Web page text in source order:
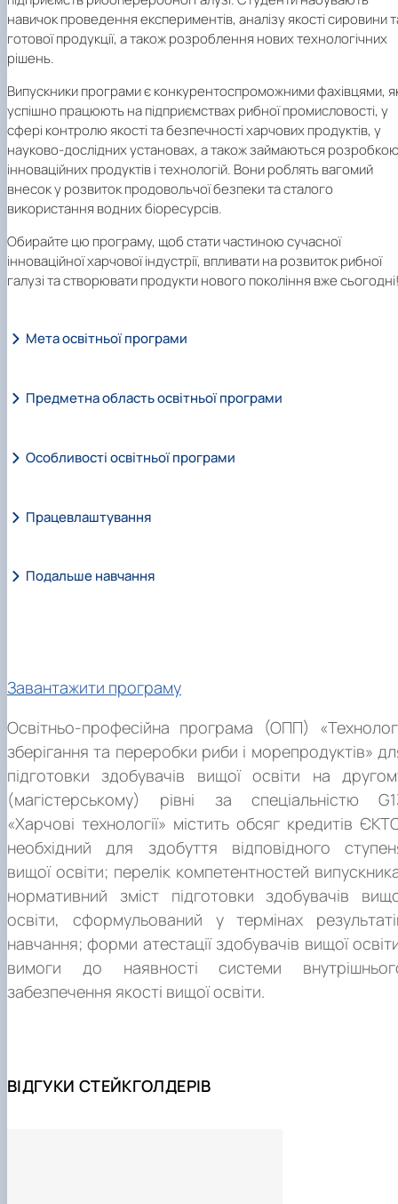
Завантажити програму
Освітньо-професійна програма (ОПП)
зберігання та переробки риби і морепродуктів»
підготовки здобувачів вищої освіти на
(магістерському) рівні за спеціальністю
«Харчові технології» містить обсяг кредитів
необхідний для здобуття відповідного
вищої освіти; перелік компетентностей
нормативний зміст підготовки здобувачів
освіти, сформульований у термінах
навчання; форми атестації здобувачів вищої
вимоги до наявності системи
забезпечення якості вищої освіти.
Мета освітньої програми
Предметна область освітньої програми
теоретико-методологічні та прикладні аспекти
харчових технологій;
грунтовні уявлення про структуру, управління та
оптимізацію технологічних процесів, принципи
проектування та функціонування підприємств
харчової промисловості і закладів ресторанного
господарства;
методологія організації та контролювання
відповідного рівня якості та безпечності харчових
науково-методичні засади дослідницько-
інноваційної діяльності;
Особливості освітньої програми
ps://www.ur.edu.pl/ua/kolegia/kolegiumnaukprzyrod
https://www.isa-lille.com/
ics/masterprograms/food-science
Працевлаштування
Подальше навчання
ВІДГУКИ СТЕЙКГОЛДЕРІВ
навичок проведення експериментів, аналізу якості сировини
готової продукції, а також розроблення нових технологічних
рішень.
Випускники програми є конкурентоспроможними фахівцями,
успішно працюють на підприємствах рибної промисловості, у
сфері контролю якості та безпечності харчових продуктів, у
науково-дослідних установах, а також займаються
інноваційних продуктів і технологій. Вони роблять вагомий
внесок у розвиток продовольчої безпеки та сталого
використання водних біоресурсів.
Обирайте цю програму, щоб стати частиною сучасної
інноваційної харчової індустрії, впливати на розвиток рибної
галузі та створювати продукти нового покоління вже сьогодні!